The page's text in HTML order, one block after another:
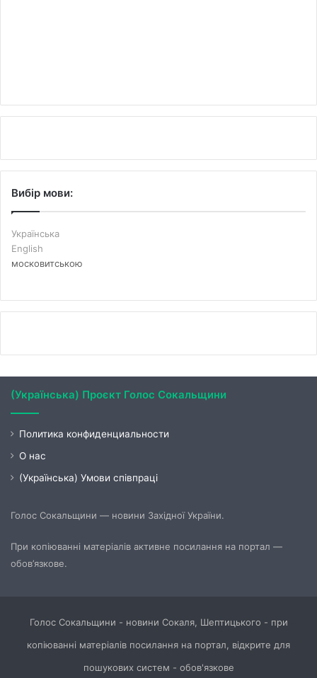
Вибір мови:
Українська
English
московитською
(Українська) Проєкт Голос Сокальщини
Политика конфиденциальности
О нас
(Українська) Умови співпраці
Голос Сокальщини — новини Західної України.
При копіюванні матеріалів активне посилання на портал —
обов’язкове.
Голос Сокальщини - новини Сокаля, Шептицького - при
копіюванні матеріалів посилання на портал, відкрите для
пошукових систем - обов'язкове